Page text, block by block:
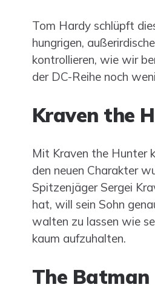
Tom Hardy schlüpft
hungrigen,
kontrollieren, wie wir
der DC-Reihe noch
Kraven the
Mit Kraven the Hunter
den neuen Charakter
Spitzenjäger Sergei
hat, will sein Sohn
walten zu lassen wie
kaum aufzuhalten.
The